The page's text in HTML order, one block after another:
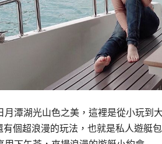
月潭湖光山色之美，這裡是從小玩到
有個超浪漫的玩法，也就是私人遊艇